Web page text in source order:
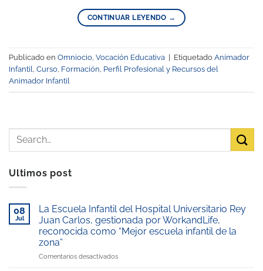
CONTINUAR LEYENDO →
Publicado en Omniocio Vocación Educativa Etiquetado Animador
Infantil
Curso Formación Perfil Profesional y Recursos del
Animador Infantil
Ultimos post
08
Jul
La Escuela Infantil del Hospital Universitario Rey
Juan Carlos, gestionada por WorkandLife,
reconocida como “Mejor escuela infantil de la
zona”
Comentarios desactivadosen